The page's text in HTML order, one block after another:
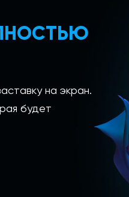
на экран.
будет